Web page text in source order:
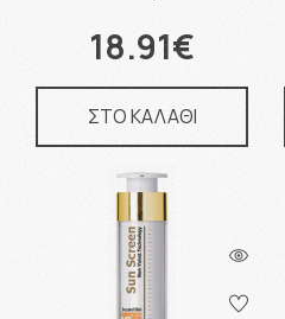
18.91€
ΣΤΟ ΚΑΛΑΘΙ